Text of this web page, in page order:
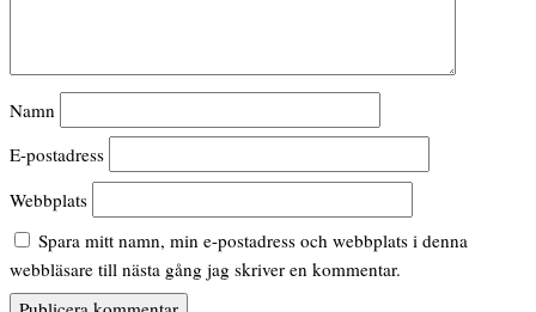
Namn
E-postadress
Webbplats
Spara mitt namn, min e-postadress och webbplats i denna
webbläsare till nästa gång jag skriver en kommentar.